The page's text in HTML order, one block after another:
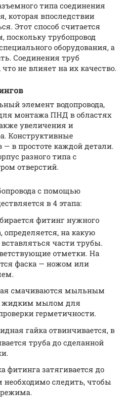
типа соединения
которая впоследствии
Этот способ считается
трубопровод
оборудования, а
Соединения труб
не влияет на их качество.
элемент водопровода,
монтажа ПНД в областях
увеличения и
Конструктивные
— в простоте каждой детали.
разного типа с
отверстий.
с помощью
в 4 этапа:
фитинг нужного
определяется, на какую
части трубы.
отметки. На
фаска — ножом или
смачиваются мыльным
жидким мылом для
герметичности.
гайка отвинчивается, в
труба до сделанной
фитинга затягивается до
необходимо следить, чтобы